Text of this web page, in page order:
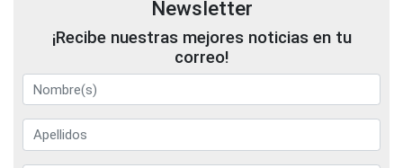
Newsletter
¡Recibe nuestras mejores noticias en tu
correo!